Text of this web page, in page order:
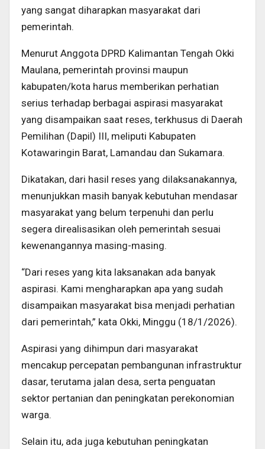
yang sangat diharapkan masyarakat dari
pemerintah.
Menurut Anggota DPRD Kalimantan Tengah Okki
Maulana, pemerintah provinsi maupun
kabupaten/kota harus memberikan perhatian
serius terhadap berbagai aspirasi masyarakat
yang disampaikan saat reses, terkhusus di Daerah
Pemilihan (Dapil) III, meliputi Kabupaten
Kotawaringin Barat, Lamandau dan Sukamara.
Dikatakan, dari hasil reses yang dilaksanakannya,
menunjukkan masih banyak kebutuhan mendasar
masyarakat yang belum terpenuhi dan perlu
segera direalisasikan oleh pemerintah sesuai
kewenangannya masing-masing.
“Dari reses yang kita laksanakan ada banyak
aspirasi. Kami mengharapkan apa yang sudah
disampaikan masyarakat bisa menjadi perhatian
dari pemerintah,” kata Okki, Minggu (18/1/2026).
Aspirasi yang dihimpun dari masyarakat
mencakup percepatan pembangunan infrastruktur
dasar, terutama jalan desa, serta penguatan
sektor pertanian dan peningkatan perekonomian
warga.
Selain itu, ada juga kebutuhan peningkatan